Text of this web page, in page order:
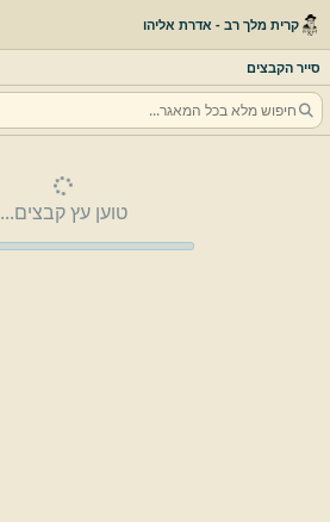
קרית מלך רב - אדרת אליהו
סייר הקבצים
טוען עץ קבצים...